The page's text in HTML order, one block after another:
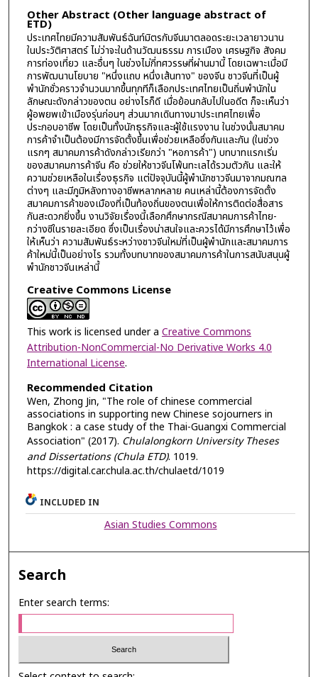
Other Abstract (Other language abstract of
ETD)
ประเทศไทยมีความสัมพันธ์ฉันท์มิตรกับจีนมาตลอดระยะเวลายาวนาน
ในประวัติศาสตร์ ไม่ว่าจะในด้านวัฒนธรรม การเมือง เศรษฐกิจ สังคม
การท่องเที่ยว และอื่นๆ ในช่วงไม่กี่ทศวรรษที่ผ่านมานี้ โดยเฉพาะเมื่อมี
การพัฒนานโยบาย "หนึ่งแถบ หนึ่งเส้นทาง" ของจีน ชาวจีนที่เป็นผู้
พำนักชั่วคราวจำนวนมากขึ้นทุกทีก็เลือกประเทศไทยเป็นถิ่นพำนักใน
ลักษณะดังกล่าวของตน อย่างไรก็ดี เมื่อย้อนกลับไปในอดีต ก็จะเห็นว่า
ผู้อพยพเข้าเมืองรุ่นก่อนๆ ส่วนมากเดินทางมาประเทศไทยเพื่อ
ประกอบอาชีพ โดยเป็นทั้งนักธุรกิจและผู้ใช้แรงงาน ในช่วงนั้นสมาคม
การค้าจำเป็นต้องมีการจัดตั้งขึ้นเพื่อช่วยเหลือซึ่งกันและกัน (ในช่วง
แรกๆ สมาคมการค้าดังกล่าวเรียกว่า "หอการค้า") บทบาทแรกเริ่ม
ของสมาคมการค้าจีน คือ ช่วยให้ชาวจีนโพ้นทะเลได้รวมตัวกัน และให้
ความช่วยเหลือในเรื่องธุรกิจ แต่ปัจจุบันนี้ผู้พำนักชาวจีนมาจากมณฑล
ต่างๆ และมีภูมิหลังทางอาชีพหลากหลาย คนเหล่านี้ต้องการจัดตั้ง
สมาคมการค้าของเมืองที่เป็นท้องถิ่นของตนเพื่อให้การติดต่อสื่อสาร
กันสะดวกยิ่งขึ้น งานวิจัยเรื่องนี้เลือกศึกษากรณีสมาคมการค้าไทย-
กว่างซีในรายละเอียด ซึ่งเป็นเรื่องน่าสนใจและควรได้มีการศึกษาไว้เพื่อ
ให้เห็นว่า ความสัมพันธ์ระหว่างชาวจีนใหม่ที่เป็นผู้พำนักและสมาคมการ
ค้าใหม่นี้เป็นอย่างไร รวมทั้งบทบาทของสมาคมการค้าในการสนับสนุนผู้
พำนักชาวจีนเหล่านี้
Creative Commons License
This work is licensed under a Creative Commons
Attribution-NonCommercial-No Derivative Works 4.0
International License.
Recommended Citation
Wen, Zhong Jin, "The role of chinese commercial
associations in supporting new Chinese sojourners in
Bangkok : a case study of the Thai-Guangxi Commercial
Association" (2017). Chulalongkorn University Theses
and Dissertations (Chula ETD). 1019.
https://digital.car.chula.ac.th/chulaetd/1019
INCLUDED IN
Asian Studies Commons
Search
Enter search terms: